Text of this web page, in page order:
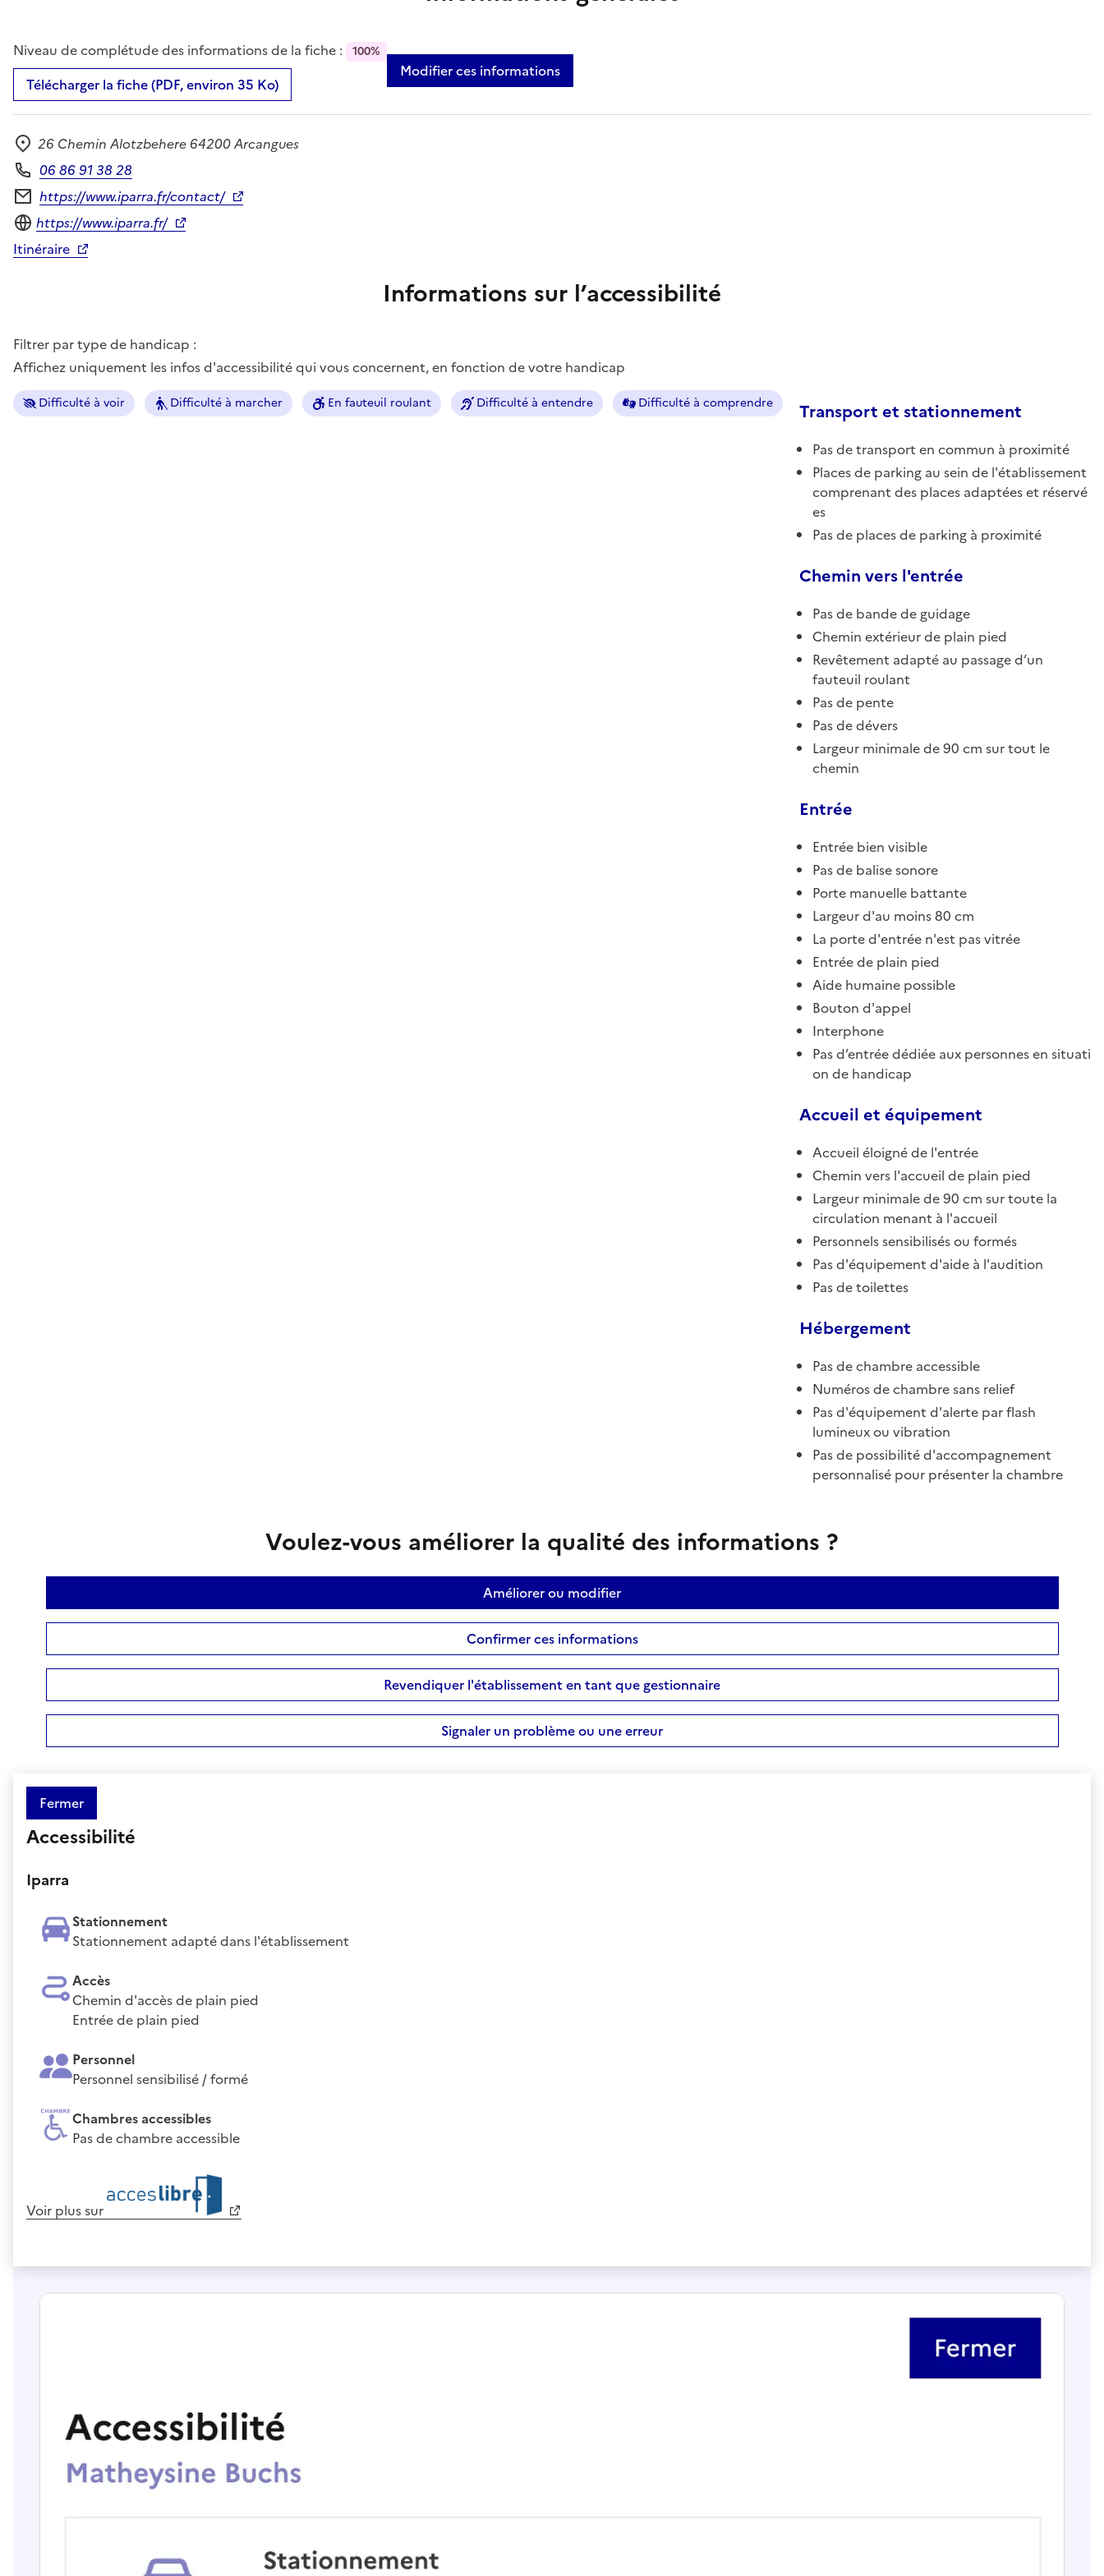
Niveau de complétude des informations de la fiche : 100%
Télécharger la fiche (PDF, environ 35 Ko)
Modifier ces informations
Adresse
26 Chemin Alotzbehere 64200 Arcangues
Téléphone
06 86 91 38 28
Formulaire de contact
https://www.iparra.fr/contact/
Site internet
https://www.iparra.fr/
Itinéraire
Informations sur l’accessibilité
Filtrer par type de handicap :
Affichez uniquement les infos d'accessibilité qui vous concernent, en fonction de votre handicap
Difficulté à voir Difficulté à marcher En fauteuil roulant Difficulté à entendre Difficulté à comprendre Transport et stationnement
Pas de transport en commun à proximité
Places de parking au sein de l'établissement
comprenant des places adaptées et réservé
es
Pas de places de parking à proximité
Chemin vers l'entrée
Pas de bande de guidage
Chemin extérieur de plain pied
Revêtement adapté au passage d’un
fauteuil roulant
Pas de pente
Pas de dévers
Largeur minimale de 90 cm sur tout le
chemin
Entrée
Entrée bien visible
Pas de balise sonore
Porte manuelle battante
Largeur d'au moins 80 cm
La porte d'entrée n'est pas vitrée
Entrée de plain pied
Aide humaine possible
Bouton d'appel
Interphone
Pas d’entrée dédiée aux personnes en situati
on de handicap
Accueil et équipement
Accueil éloigné de l'entrée
Chemin vers l'accueil de plain pied
Largeur minimale de 90 cm sur toute la
circulation menant à l'accueil
Personnels sensibilisés ou formés
Pas d'équipement d'aide à l'audition
Pas de toilettes
Hébergement
Pas de chambre accessible
Numéros de chambre sans relief
Pas d'équipement d'alerte par flash
lumineux ou vibration
Pas de possibilité d'accompagnement
personnalisé pour présenter la chambre
Voulez-vous améliorer la qualité des informations ?
Améliorer ou modifier
Confirmer ces informations
Revendiquer l'établissement en tant que gestionnaire
Signaler un problème ou une erreur
Fermer
Accessibilité
Iparra
Stationnement
Stationnement adapté dans l'établissement
Accès
Chemin d'accès de plain pied
Entrée de plain pied
Personnel
Personnel sensibilisé / formé
Chambres accessibles
Pas de chambre accessible
Voir plus sur